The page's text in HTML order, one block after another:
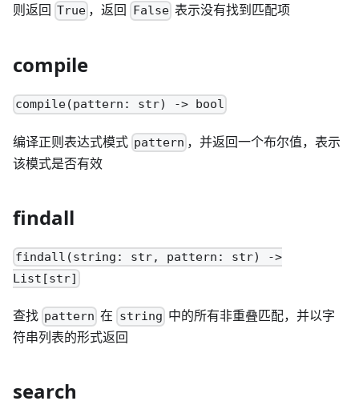
则返回 True ，返回 False表示没有找到匹配项
compile
compile(pattern: str) -> bool
编译正则表达式模式 pattern ，并返回一个布尔值，表示
该模式是否有效
findall
findall(string: str, pattern: str) ->
List[str]
查找 pattern 在 string 中的所有非重叠匹配，并以字
符串列表的形式返回
search